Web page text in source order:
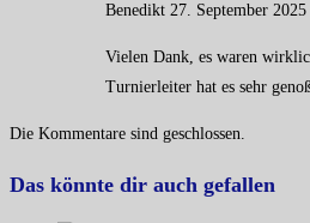
Benedikt 27. September 2025
Vielen Dank, es waren
Turnierleiter hat es sehr
Die Kommentare sind geschlossen.
Das könnte dir auch gefallen